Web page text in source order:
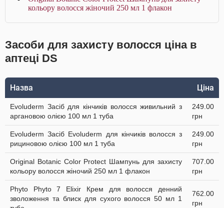
кольору волосся жіночий 250 мл 1 флакон
Засоби для захисту волосся ціна в
аптеці DS
Назва Ціна
Evoluderm Засіб для кінчиків волосся живильний з
аргановою олією 100 мл 1 туба
249.00
грн
Evoluderm Засіб Evoluderm для кінчиків волосся з
рициновою олією 100 мл 1 туба
249.00
грн
Original Botanic Color Protect Шампунь для захисту
кольору волосся жіночий 250 мл 1 флакон
707.00
грн
Phyto Phyto 7 Elixir Крем для волосся денний
зволоження та блиск для сухого волосся 50 мл 1
762.00
грн